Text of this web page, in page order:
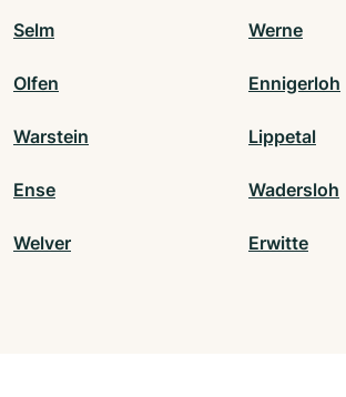
Selm Werne
Olfen Ennigerloh
Warstein Lippetal
Ense Wadersloh
Welver Erwitte